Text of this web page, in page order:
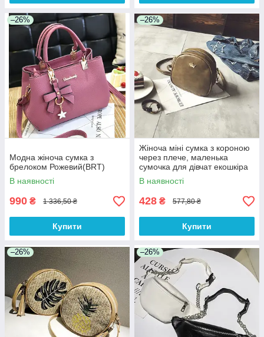
–26%
Модна жіноча сумка з
брелоком Рожевий(BRT)
В наявності
990 ₴ 1 336,50 ₴
Купити
–26%
Жіноча міні сумка з короною
через плече, маленька
сумочка для дівчат екошкіра
корона Хакі(BRT)
В наявності
428 ₴ 577,80 ₴
Купити
–26% –26%